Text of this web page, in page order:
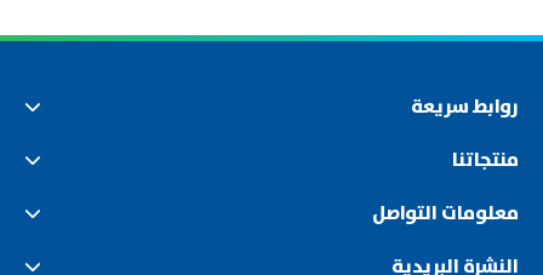
روابط سريعة
منتجاتنا
معلومات التواصل
النشرة البريدية